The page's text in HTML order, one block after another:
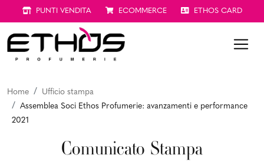
PUNTI VENDITA ECOMMERCE ETHOS CARD
Home
Ufficio stampa
Assemblea Soci Ethos Profumerie: avanzamenti e performance
2021
Comunicato Stampa